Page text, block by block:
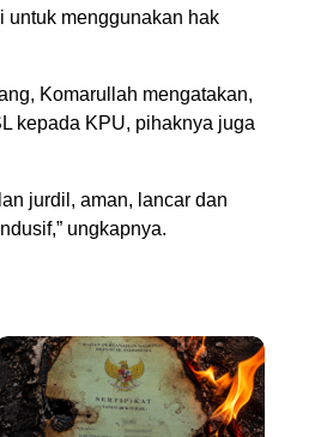
untuk menggunakan hak
Komarullah mengatakan,
kepada KPU, pihaknya juga
jurdil, aman, lancar dan
ungkapnya.